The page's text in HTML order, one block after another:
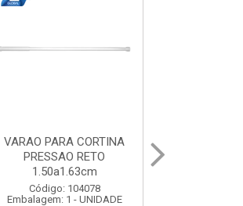
VARAL PARA TETO
MAXEB ACO 1.40m
Código: 104086
Embalagem: 1 - UNIDADE